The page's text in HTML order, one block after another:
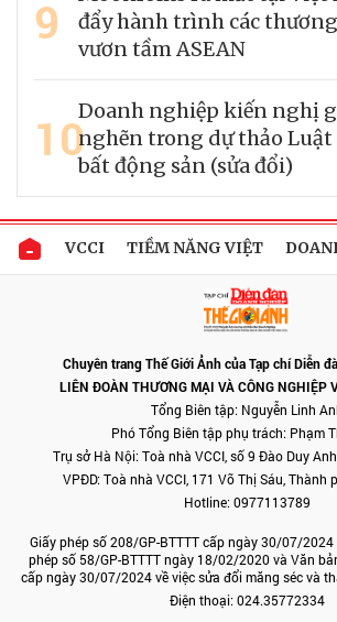
9
đẩy hành trình các
vươn tầm ASEAN
10Doanh nghiệp kiến nghị
nghẽn trong dự thảo
bất động sản (sửa đổi)
VCCI TIỀM NĂNG VIỆT
Chuyên trang Thế Giới Ảnh của Tạp chí Diễn
LIÊN ĐOÀN THƯƠNG MẠI VÀ CÔNG NGHIỆP
Tổng Biên tập: Nguyễn Linh
Phó Tổng Biên tập phụ trách: Phạm
Trụ sở Hà Nội: Toà nhà VCCI, số 9 Đào Duy
VPĐD: Toà nhà VCCI, 171 Võ Thị Sáu, Thành
Hotline: 0977113789
Giấy phép số 208/GP-BTTTT cấp ngày 30/07/
phép số 58/GP-BTTTT ngày 18/02/2020 và Văn
cấp ngày 30/07/2024 về việc sửa đổi măng séc và
Điện thoại: 024.35772334